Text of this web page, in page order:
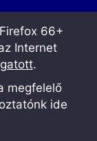
66+
Internet
.
megfelelő
ide